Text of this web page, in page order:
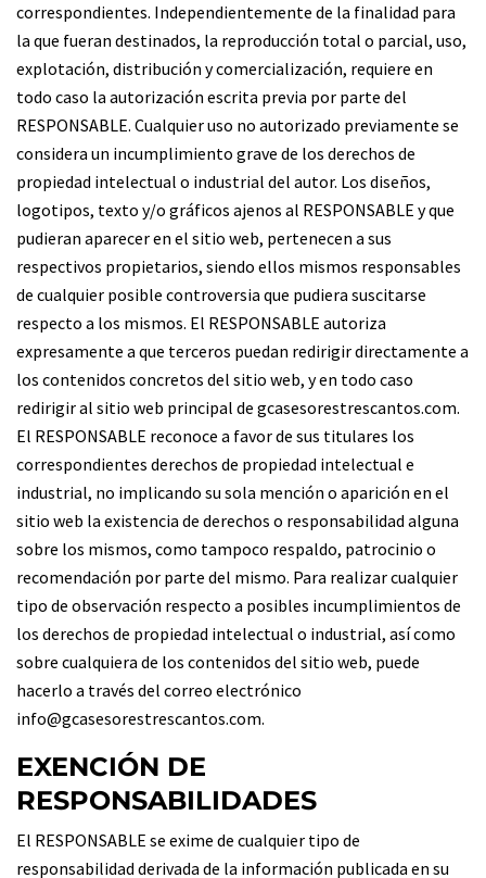
correspondientes. Independientemente de la finalidad para
la que fueran destinados, la reproducción total o parcial, uso,
explotación, distribución y comercialización, requiere en
todo caso la autorización escrita previa por parte del
RESPONSABLE. Cualquier uso no autorizado previamente se
considera un incumplimiento grave de los derechos de
propiedad intelectual o industrial del autor. Los diseños,
logotipos, texto y/o gráficos ajenos al RESPONSABLE y que
pudieran aparecer en el sitio web, pertenecen a sus
respectivos propietarios, siendo ellos mismos responsables
de cualquier posible controversia que pudiera suscitarse
respecto a los mismos. El RESPONSABLE autoriza
expresamente a que terceros puedan redirigir directamente a
los contenidos concretos del sitio web, y en todo caso
redirigir al sitio web principal de gcasesorestrescantos.com.
El RESPONSABLE reconoce a favor de sus titulares los
correspondientes derechos de propiedad intelectual e
industrial, no implicando su sola mención o aparición en el
sitio web la existencia de derechos o responsabilidad alguna
sobre los mismos, como tampoco respaldo, patrocinio o
recomendación por parte del mismo. Para realizar cualquier
tipo de observación respecto a posibles incumplimientos de
los derechos de propiedad intelectual o industrial, así como
sobre cualquiera de los contenidos del sitio web, puede
hacerlo a través del correo electrónico
info@gcasesorestrescantos.com.
EXENCIÓN DE
RESPONSABILIDADES
El RESPONSABLE se exime de cualquier tipo de
responsabilidad derivada de la información publicada en su